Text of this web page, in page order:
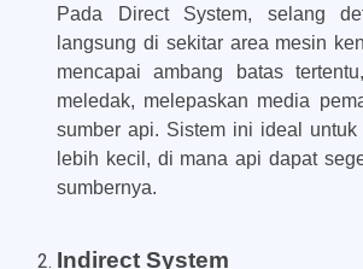
Pada Direct System, selang
langsung di sekitar area mesin
mencapai ambang batas
meledak, melepaskan media
sumber api. Sistem ini ideal
lebih kecil, di mana api dapat
sumbernya.
Indirect System